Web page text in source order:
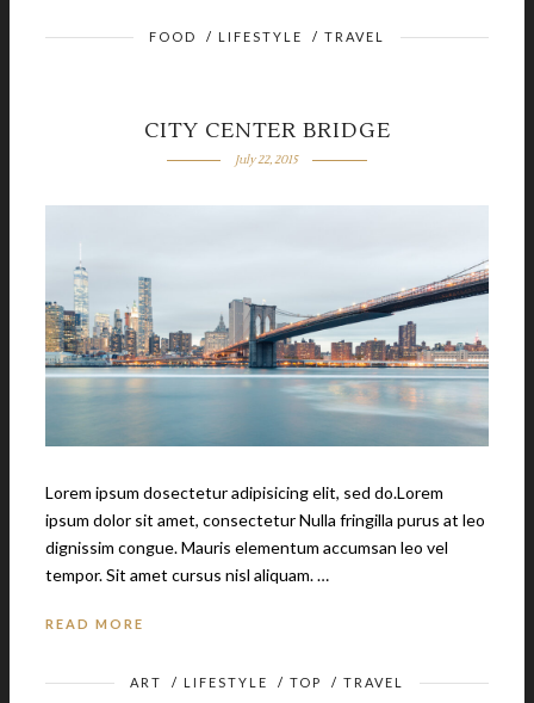
FOOD / LIFESTYLE / TRAVEL
CITY CENTER BRIDGE
July 22, 2015
Lorem ipsum dosectetur adipisicing elit, sed do.Lorem
ipsum dolor sit amet, consectetur Nulla fringilla purus at leo
dignissim congue. Mauris elementum accumsan leo vel
tempor. Sit amet cursus nisl aliquam. …
READ MORE
ART / LIFESTYLE / TOP / TRAVEL